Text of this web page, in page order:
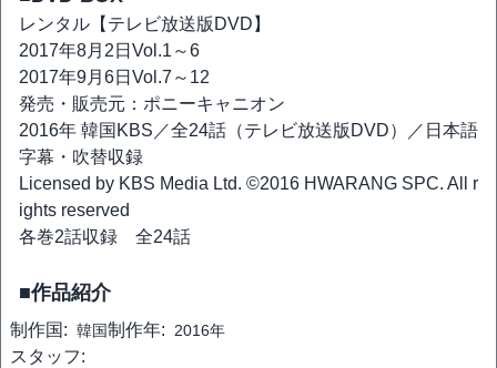
レンタル【テレビ放送版DVD】
2017年8月2日Vol.1～6
2017年9月6日Vol.7～12
発売・販売元：ポニーキャニオン
2016年 韓国KBS／全24話（テレビ放送版DVD）／日本語
字幕・吹替収録
Licensed by KBS Media Ltd. ©2016 HWARANG SPC. All r
ights reserved
各巻2話収録 全24話
■作品紹介
制作国: 韓国制作年: 2016年
スタッフ: